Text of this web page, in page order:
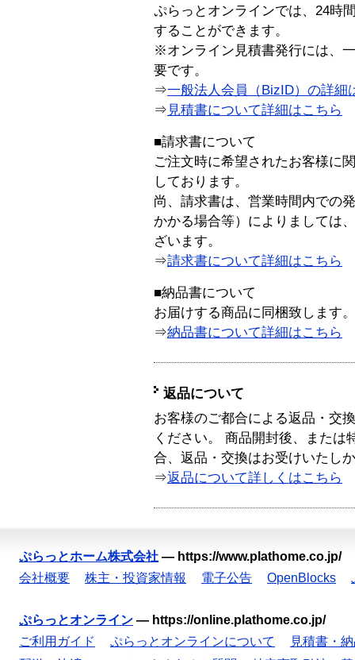
ぷらっとオンラインでは、24時
することができます。
※オンライン見積書発行には、
要です。
⇒一般法人会員（BizID）の詳細
⇒ 見積書について詳細はこちら
■請求書について
ご注文時に希望されたお客様に
しております。
尚、請求書は、営業時間内での
かかる場合等）によりましては
ざいます。
⇒請求書について詳細はこちら
■納品書について
お届けする商品に同梱致します。
⇒納品書について詳細はこちら
返品について
お客様のご都合による返品・交
ください。 商品開封後、または
合、返品・交換はお受けいたし
⇒返品について詳しくはこちら
ぷらっとホーム株式会社 — https://www.plathome.co.jp/
会社概要
株主・投資家情報 電子公告 OpenBlocks
ぷらっとオンライン — https://online.plathome.co.jp/
ご利用ガイド
ぷらっとオンラインについて
見積書・